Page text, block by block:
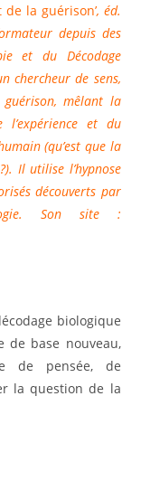
de la guérison’, éd.
depuis des
et du Décodage
chercheur de sens,
mêlant la
et du
(qu’est que la
Il utilise l’hypnose
découverts par
Son site :
biologique
de base nouveau,
de pensée, de
la question de la